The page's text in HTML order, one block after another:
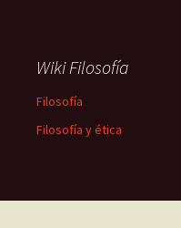
Wiki Filosofía
Filosofía
Filosofía y ética